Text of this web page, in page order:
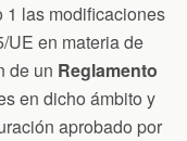
1 las modificaciones
UE en materia de
de un Reglamento
en dicho ámbito y
aprobado por